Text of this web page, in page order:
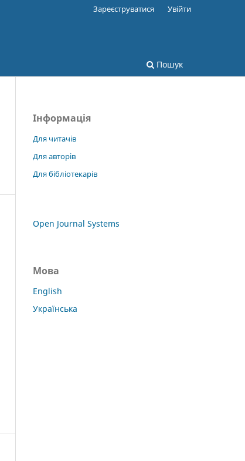
Пошук
Зареєструватися Увійти
Інформація
Для читачів
Для авторів
Для бібліотекарів
Open Journal Systems
Мова
English
Українська